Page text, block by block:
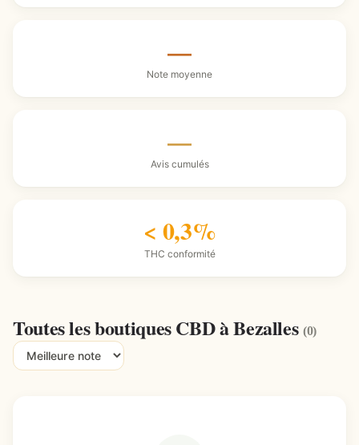
—
Note moyenne
—
Avis cumulés
< 0,3%
THC conformité
Toutes les boutiques CBD à Bezalles(0)